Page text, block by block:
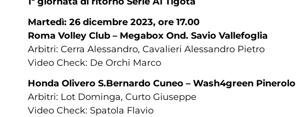
Martedì: 26 dicembre 2023, ore 17.00
Roma Volley Club – Megabox Ond. Savio Vallefoglia
Arbitri: Cerra Alessandro, Cavalieri Alessandro Pietro
Video Check: De Orchi Marco
Honda Olivero S.Bernardo Cuneo – Wash4green Pinerolo
Arbitri: Lot Dominga, Curto Giuseppe
Video Check: Spatola Flavio